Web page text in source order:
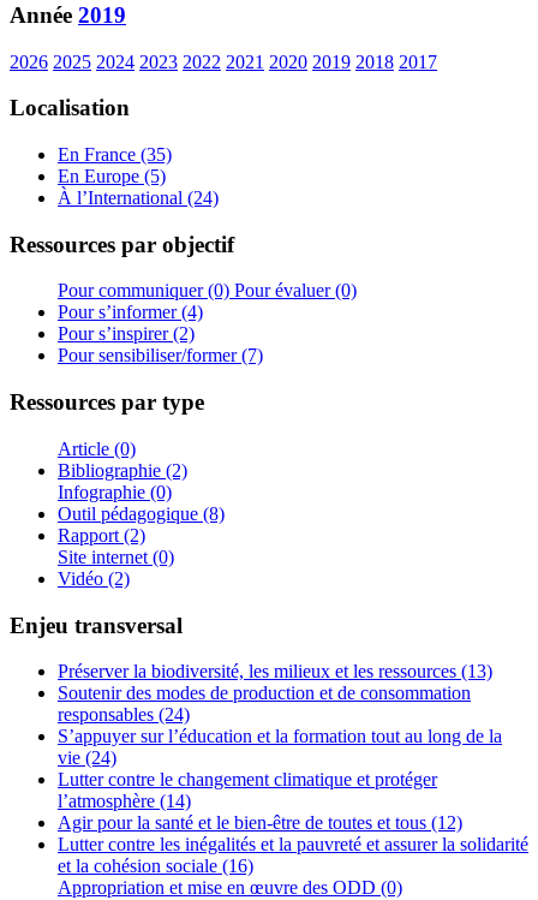
Année 2019
2026 2025 2024 2023 2022 2021 2020 2019 2018 2017
Localisation
En France (35)
En Europe (5)
À l’International (24)
Ressources par objectif
Pour communiquer (0) Pour évaluer (0)
Pour s’informer (4)
Pour s’inspirer (2)
Pour sensibiliser/former (7)
Ressources par type
Article (0)
Bibliographie (2)
Infographie (0)
Outil pédagogique (8)
Rapport (2)
Site internet (0)
Vidéo (2)
Enjeu transversal
Préserver la biodiversité, les milieux et les ressources (13)
Soutenir des modes de production et de consommation
responsables (24)
S’appuyer sur l’éducation et la formation tout au long de la
vie (24)
Lutter contre le changement climatique et protéger
l’atmosphère (14)
Agir pour la santé et le bien-être de toutes et tous (12)
Lutter contre les inégalités et la pauvreté et assurer la solidarité
et la cohésion sociale (16)
Appropriation et mise en œuvre des ODD (0)